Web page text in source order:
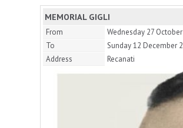
MEMORIAL GIGLI
From
Wednesday 27
To
Sunday 12 December
Address
Recanati